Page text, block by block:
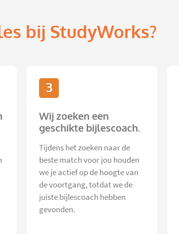
bij StudyWorks?
3
Wij zoeken een
geschikte bijlescoach.
Tijdens het zoeken naar de
beste match voor jou houden
we je actief op de hoogte van
de voortgang, totdat we de
juiste bijlescoach hebben
gevonden.